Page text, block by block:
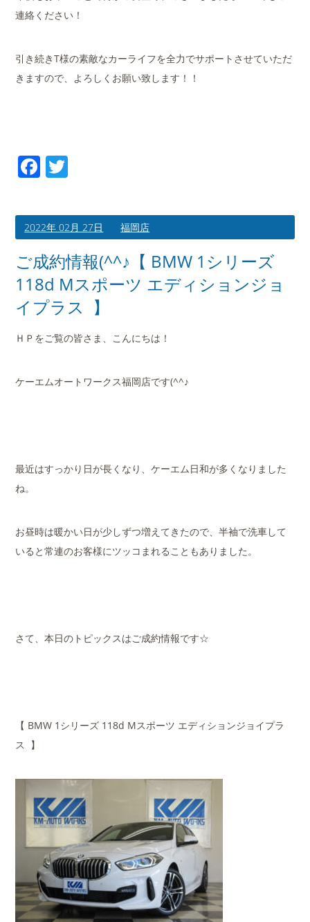
連絡ください！
引き続きT様の素敵なカーライフを全力でサポートさせていただ
きますので、よろしくお願い致します！！
Facebook
2022年 02月 27日 福岡店
ご成約情報(^^♪【 BMW 1シリーズ
118d Mスポーツ エディションジョ
イプラス 】
ＨＰをご覧の皆さま、こんにちは！
ケーエムオートワークス福岡店です(^^♪
最近はすっかり日が長くなり、ケーエム日和が多くなりました
ね。
お昼時は暖かい日が少しずつ増えてきたので、半袖で洗車して
いると常連のお客様にツッコまれることもありました。
さて、本日のトピックスはご成約情報です☆
【 BMW 1シリーズ 118d Mスポーツ エディションジョイプラ
ス 】